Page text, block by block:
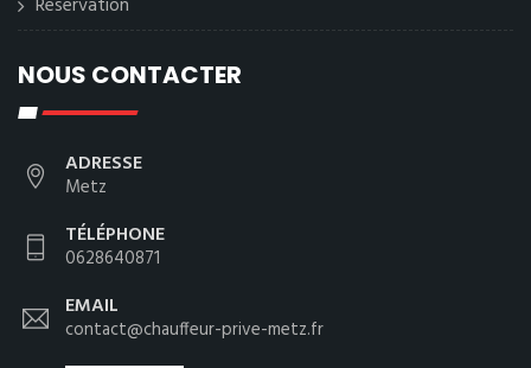
NOUS CONTACTER
ADRESSE
Metz
TÉLÉPHONE
0628640871
EMAIL
contact@chauffeur-prive-metz.fr